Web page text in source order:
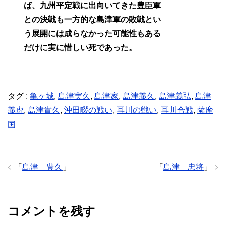
ば、九州平定戦に出向いてきた豊臣軍
との決戦も一方的な島津軍の敗戦とい
う展開には成らなかった可能性もある
だけに実に惜しい死であった。
タグ : 亀ヶ城, 島津実久 , 島津家, 島津義久 , 島津義弘, 島津
義虎, 島津貴久 , 沖田畷の戦い, 耳川の戦い, 耳川合戦, 薩摩
国
「 島津 忠将 」
「 島津 豊久 」
コメントを残す